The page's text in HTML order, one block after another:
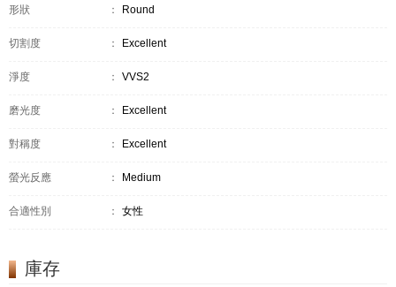
形狀 ： Round
切割度 ： Excellent
淨度 ： VVS2
磨光度 ： Excellent
對稱度 ： Excellent
螢光反應 ： Medium
合適性別 ： 女性
庫存